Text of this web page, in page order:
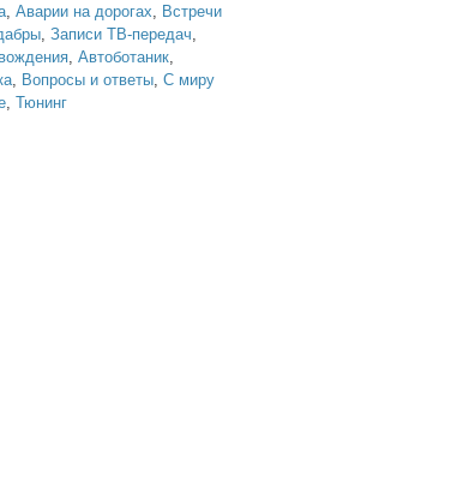
, Аварии на дорогах, Встречи
, Записи ТВ-передач,
, Автоботаник,
, Вопросы и ответы, С миру
, Тюнинг